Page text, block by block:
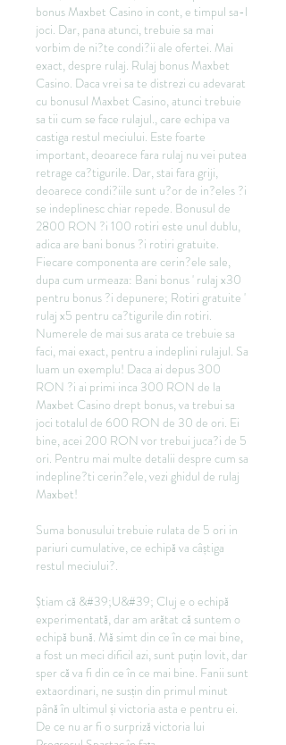
bonus Maxbet Casino in cont, e timpul sa-l
joci. Dar, pana atunci, trebuie sa mai
vorbim de ni?te condi?ii ale ofertei. Mai
exact, despre rulaj. Rulaj bonus Maxbet
Casino. Daca vrei sa te distrezi cu adevarat
cu bonusul Maxbet Casino, atunci trebuie
sa tii cum se face rulajul., care echipa va
castiga restul meciului. Este foarte
important, deoarece fara rulaj nu vei putea
retrage ca?tigurile. Dar, stai fara griji,
deoarece condi?iile sunt u?or de in?eles ?i
se indeplinesc chiar repede. Bonusul de
2800 RON ?i 100 rotiri este unul dublu,
adica are bani bonus ?i rotiri gratuite.
Fiecare componenta are cerin?ele sale,
dupa cum urmeaza: Bani bonus ' rulaj x30
pentru bonus ?i depunere; Rotiri gratuite '
rulaj x5 pentru ca?tigurile din rotiri.
Numerele de mai sus arata ce trebuie sa
faci, mai exact, pentru a indeplini rulajul. Sa
luam un exemplu! Daca ai depus 300
RON ?i ai primi inca 300 RON de la
Maxbet Casino drept bonus, va trebui sa
joci totalul de 600 RON de 30 de ori. Ei
bine, acei 200 RON vor trebui juca?i de 5
ori. Pentru mai multe detalii despre cum sa
indepline?ti cerin?ele, vezi ghidul de rulaj
Maxbet!
Suma bonusului trebuie rulata de 5 ori in
pariuri cumulative, ce echipă va câștiga
restul meciului?.
Știam că &#39;U&#39; Cluj e o echipă
experimentată, dar am arătat că suntem o
echipă bună. Mă simt din ce în ce mai bine,
a fost un meci dificil azi, sunt puțin lovit, dar
sper că va fi din ce în ce mai bine. Fanii sunt
extaordinari, ne susțin din primul minut
până în ultimul și victoria asta e pentru ei.
De ce nu ar fi o surpriză victoria lui